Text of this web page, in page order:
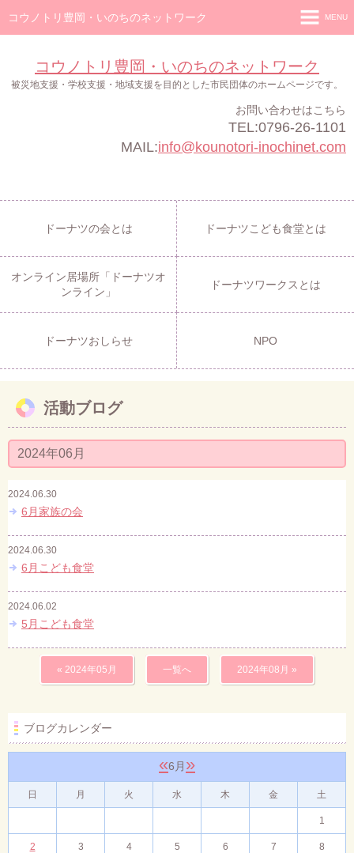
コウノトリ豊岡・いのちのネットワーク
コウノトリ豊岡・いのちのネットワーク
被災地支援・学校支援・地域支援を目的とした市民団体のホームページです。
お問い合わせはこちら
TEL:0796-26-1101
MAIL:info@kounotori-inochinet.com
MENU
ドーナツの会
オンライン居場所「ドーナツオンライン」
ドーナツの会とは ドーナツこども食堂とは
オンライン居場所「ドーナツオ
ンライン」
ドーナツワークスとは
ドーナツおしらせ NPO
活動ブログ
2024年06月
2024.06.30
6月家族の会
2024.06.30
6月こども食堂
2024.06.02
5月こども食堂
« 2024年05月 一覧へ 2024年08月 »
ブログカレンダー
«6月 »
日 月 火 水 木 金 土
1
2 3 4 5 6 7 8